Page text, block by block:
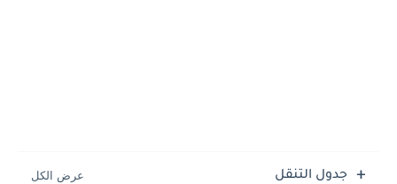
جدول التنقل